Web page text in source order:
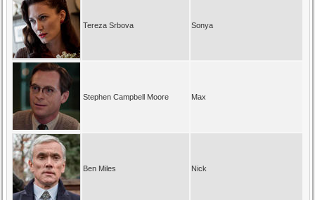
Tereza Srbova Sonya
Stephen Campbell Moore Max
Ben Miles Nick